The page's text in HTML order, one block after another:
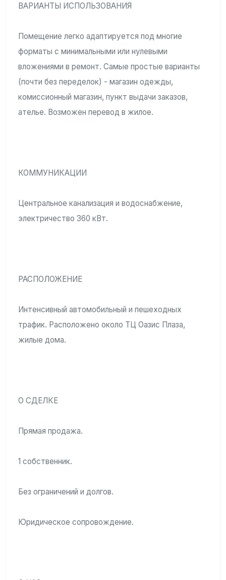
ВАРИАНТЫ ИСПОЛЬЗОВАНИЯ
Помещение легко адаптируется под многие
форматы с минимальными или нулевыми
вложениями в ремонт. Самые простые варианты
(почти без переделок) - магазин одежды,
комиссионный магазин, пункт выдачи заказов,
ателье. Возможен перевод в жилое.
КОММУНИКАЦИИ
Центральное канализация и водоснабжение,
электричество 360 кВт.
РАСПОЛОЖЕНИЕ
Интенсивный автомобильный и пешеходных
трафик. Расположено около ТЦ Оазис Плаза,
жилые дома.
О СДЕЛКЕ
Прямая продажа.
1 собственник.
Без ограничений и долгов.
Юридическое сопровождение.